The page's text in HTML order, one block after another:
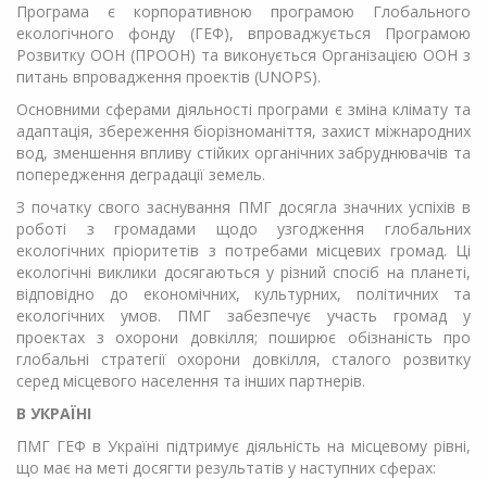
Програма є корпоративною програмою Глобального
екологічного фонду (ГЕФ), впроваджується Програмою
Розвитку ООН (ПРООН) та виконується Організацією ООН з
питань впровадження проектів (UNOPS).
Основними сферами діяльності програми є зміна клімату та
адаптація, збереження біорізноманіття, захист міжнародних
вод, зменшення впливу стійких органічних забруднювачів та
попередження деградації земель.
З початку свого заснування ПМГ досягла значних успіхів в
роботі з громадами щодо узгодження глобальних
екологічних пріоритетів з потребами місцевих громад. Ці
екологічні виклики досягаються у різний спосіб на планеті,
відповідно до економічних, культурних, політичних та
екологічних умов. ПМГ забезпечує участь громад у
проектах з охорони довкілля; поширює обізнаність про
глобальні стратегії охорони довкілля, сталого розвитку
серед місцевого населення та інших партнерів.
В УКРАЇНІ
ПМГ ГЕФ в Україні підтримує діяльність на місцевому рівні,
що має на меті досягти результатів у наступних сферах: